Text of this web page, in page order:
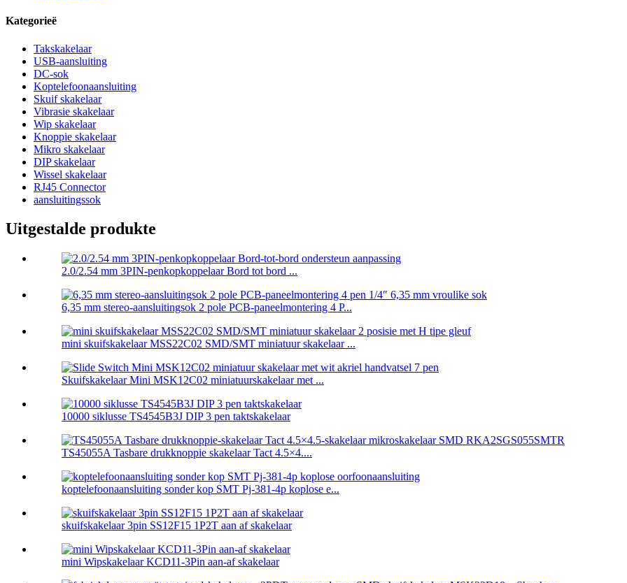
Kategorieë
Takskakelaar
USB-aansluiting
DC-sok
Koptelefoonaansluiting
Skuif skakelaar
Vibrasie skakelaar
Wip skakelaar
Knoppie skakelaar
Mikro skakelaar
DIP skakelaar
Wissel skakelaar
RJ45 Connector
aansluitingssok
Uitgestalde produkte
2.0/2.54 mm 3PIN-penkopkoppelaar Bord tot bord ...
6,35 mm stereo-aansluitingsok 2 pole PCB-paneelmontering 4 P...
mini skuifskakelaar MSS22C02 SMD/SMT miniatuur skakelaar ...
Skuifskakelaar Mini MSK12C02 miniatuurskakelaar met ...
10000 siklusse TS4545B3J DIP 3 pen taktskakelaar
TS45055A Tasbare drukknoppie skakelaar Tact 4.5×4....
koptelefoonaansluiting sonder kop SMT Pj-381-4p koplose e...
skuifskakelaar 3pin SS12F15 1P2T aan af skakelaar
mini Wipskakelaar KCD11-3Pin aan-af skakelaar